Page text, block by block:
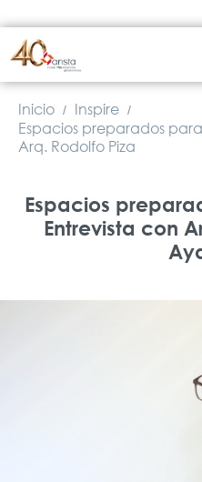
Inicio / Inspire /
Espacios preparados
Arq. Rodolfo Piza
Espacios
Entrevista con